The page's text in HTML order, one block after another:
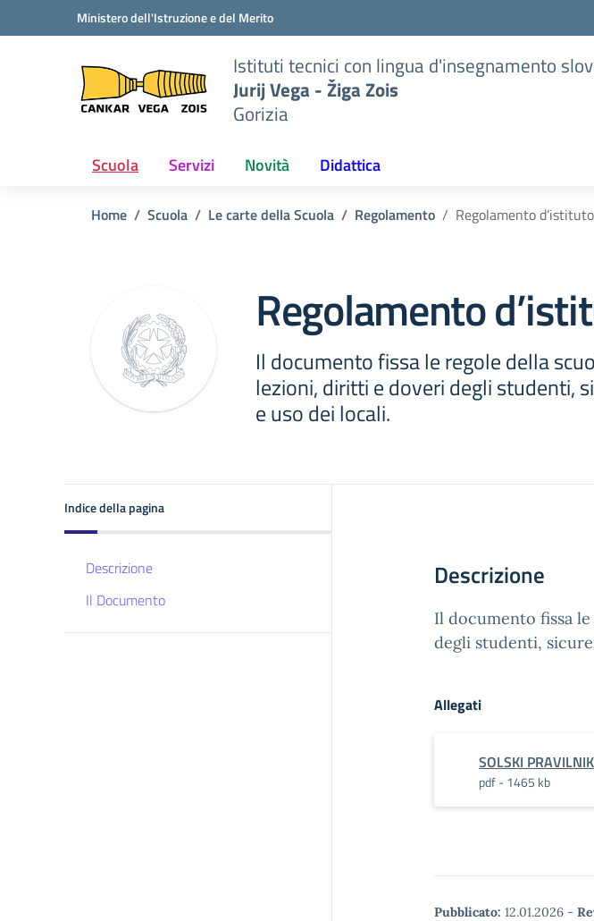
Vai ai contenuti
Vai al menu di navigazioneMinistero dell'Istruzione e del Merito
Istituti tecnici con lingua d'insegnamento
Jurij Vega - Žiga Zois
Gorizia
Scuola Servizi Novità Didattica
Home Scuola Le carte della Scuola Regolamento Regolamento d’istituto
Regolamento
Il documento fissa le regole della
lezioni, diritti e doveri degli studenti,
e uso dei locali.
Indice della pagina
Descrizione
Il Documento
Descrizione
Il documento fissa
degli studenti,
Allegati
SOLSKI PRAVILNIK
pdf - 1465 kb
Pubblicato: 12.01.2026 -